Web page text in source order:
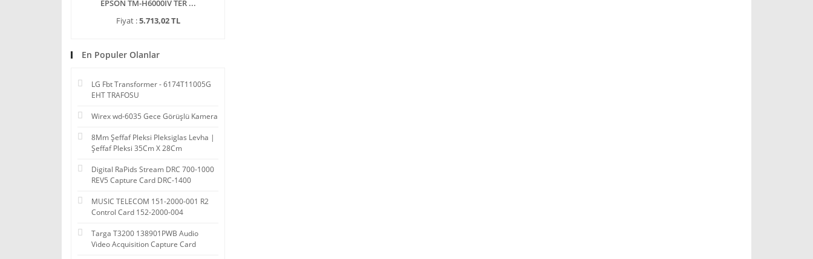
EPSON TM-H6000IV TER ...
Fiyat :5.713,02 TL
En Populer Olanlar
LG Fbt Transformer - 6174T11005G
EHT TRAFOSU
Wirex wd-6035 Gece Görüşlü Kamera
8Mm Şeffaf Pleksi Pleksiglas Levha |
Şeffaf Pleksi 35Cm X 28Cm
Digital RaPids Stream DRC 700-1000
REV5 Capture Card DRC-1400
MUSIC TELECOM 151-2000-001 R2
Control Card 152-2000-004
Targa T3200 138901PWB Audio
Video Acquisition Capture Card